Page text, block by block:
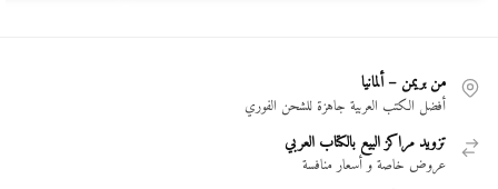
من بريمن – ألمانيا
أفضل الكتب العربية جاهزة للشحن الفوري
تزويد مراكز البيع بالكتاب العربي
عروض خاصة و أسعار منافسة